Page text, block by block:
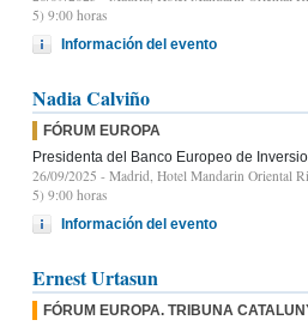
5) 9:00 horas
Información del evento
Nadia Calviño
FÓRUM EUROPA
Presidenta del Banco Europeo de
26/09/2025 - Madrid, Hotel Mandarin Oriental
5) 9:00 horas
Información del evento
Ernest Urtasun
FÓRUM EUROPA. TRIBUNA